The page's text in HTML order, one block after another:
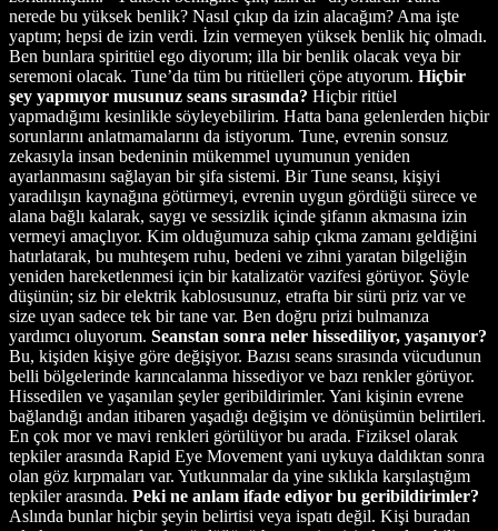
nerede bu yüksek benlik? Nasıl çıkıp da izin alacağım? Ama işte
yaptım; hepsi de izin verdi. İzin vermeyen yüksek benlik hiç olmadı.
Ben bunlara spiritüel ego diyorum; illa bir benlik olacak veya bir
seremoni olacak. Tune’da tüm bu ritüelleri çöpe atıyorum. Hiçbir
şey yapmıyor musunuz seans sırasında? Hiçbir ritüel
yapmadığımı kesinlikle söyleyebilirim. Hatta bana gelenlerden hiçbir
sorunlarını anlatmamalarını da istiyorum. Tune, evrenin sonsuz
zekasıyla insan bedeninin mükemmel uyumunun yeniden
ayarlanmasını sağlayan bir şifa sistemi. Bir Tune seansı, kişiyi
yaradılışın kaynağına götürmeyi, evrenin uygun gördüğü sürece ve
alana bağlı kalarak, saygı ve sessizlik içinde şifanın akmasına izin
vermeyi amaçlıyor. Kim olduğumuza sahip çıkma zamanı geldiğini
hatırlatarak, bu muhteşem ruhu, bedeni ve zihni yaratan bilgeliğin
yeniden hareketlenmesi için bir katalizatör vazifesi görüyor. Şöyle
düşünün; siz bir elektrik kablosusunuz, etrafta bir sürü priz var ve
size uyan sadece tek bir tane var. Ben doğru prizi bulmanıza
yardımcı oluyorum. Seanstan sonra neler hissediliyor, yaşanıyor?
Bu, kişiden kişiye göre değişiyor. Bazısı seans sırasında vücudunun
belli bölgelerinde karıncalanma hissediyor ve bazı renkler görüyor.
Hissedilen ve yaşanılan şeyler geribildirimler. Yani kişinin evrene
bağlandığı andan itibaren yaşadığı değişim ve dönüşümün belirtileri.
En çok mor ve mavi renkleri görülüyor bu arada. Fiziksel olarak
tepkiler arasında Rapid Eye Movement yani uykuya daldıktan sonra
olan göz kırpmaları var. Yutkunmalar da yine sıklıkla karşılaştığım
tepkiler arasında. Peki ne anlam ifade ediyor bu geribildirimler?
Aslında bunlar hiçbir şeyin belirtisi veya ispatı değil. Kişi buradan